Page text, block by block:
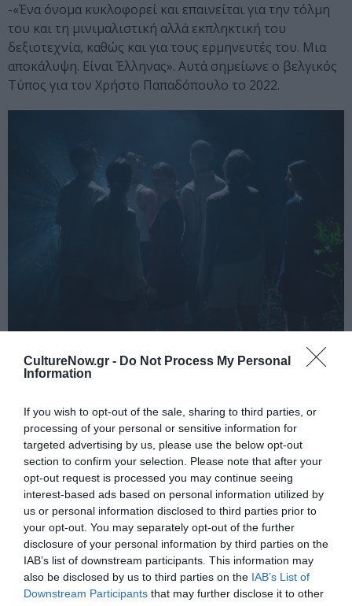
CultureNow.gr - Do Not Process My Personal
Information
If you wish to opt-out of the sale, sharing to third parties, or
processing of your personal or sensitive information for
targeted advertising by us, please use the below opt-out
section to confirm your selection. Please note that after your
opt-out request is processed you may continue seeing
interest-based ads based on personal information utilized by
us or personal information disclosed to third parties prior to
your opt-out. You may separately opt-out of the further
disclosure of your personal information by third parties on the
IAB’s list of downstream participants. This information may
also be disclosed by us to third parties on the IAB’s List of
Downstream Participants that may further disclose it to other
-«Ένα όνομα κυκλοφορεί και επαινείται για την τόλμη
του και τη μινιμαλιστική αλλά εκπληκτική του
δεξιοτεχνία, καθώς και για τους ερμηνευτές του. Μια
αποκάλυψη. Είναι Έλληνας». Αυτά σημείωνε ο βελγικός
Τύπος για τον Χρήστο Παπαδόπουλο το 2022.
Κάθε βήμα, η αρχή και το τώρα μας.
Συντελεστές
Συλληψη & Χορογραφια: Χρηστος
Παπαδοπουλος
Χορευουν & συνεργαζονται οι:Θεμις
Ανδρεουλακη, Αντωνης Βαης, Αμαλια Κοσμα,
Γιωργος Κοτσιφακης, Σωτηρια Κουτσοπετρου,
Μαρια Μπρεγιαννη, Τασος Νικας, Σπυρος
Ντογκας, Δαναη Παζιργιαννιδη, Ιωαννα
Παρασκευοπουλου